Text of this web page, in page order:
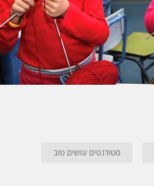
סטודנטים עושים טוב